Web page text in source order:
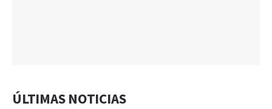
ÚLTIMAS NOTICIAS